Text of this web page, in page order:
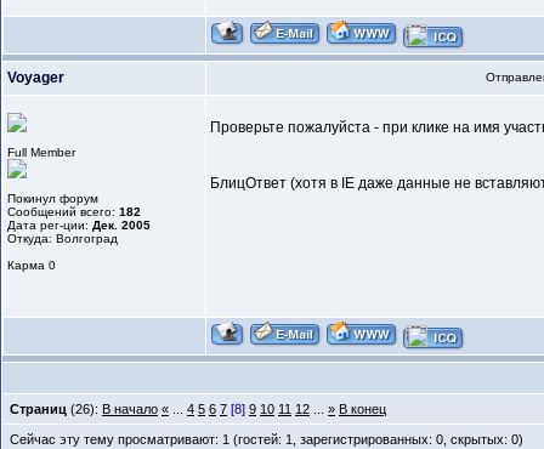
Voyager
Full Member
Покинул форум
Сообщений всего: 182
Дата рег-ции: Дек. 2005
Откуда: Волгоград
Карма 0
Проверьте пожалуйста - при клике на имя
БлицОтвет (хотя в IE даже данные не
Страниц (26): В начало « 4 5 6 7 [8] 9 10 11 12 » В конец
Сейчас эту тему просматривают: 1 (гостей: 1, зарегистрированных: 0, скрытых: 0)